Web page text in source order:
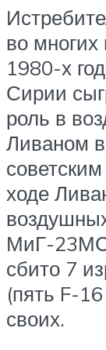
во
1980-х
Сирии
роль в
Ливаном
ходе
МиГ-
сбито 7
(пять F-
своих.